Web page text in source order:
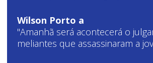
Wilson Porto a
"Amanhã será acontecerá o
meliantes que assassinaram a